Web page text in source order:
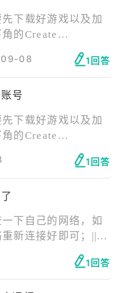
下载好游戏以及加
的Create
账号，填写好相应资
08 1回答
号
下载好游戏以及加
的Create
账号，填写好相应资
1回答
下自己的网络，如
新连接好即可；||服
维修结束即可；||安
玩家卸载游戏后，
包重新安装游戏；||
1回答